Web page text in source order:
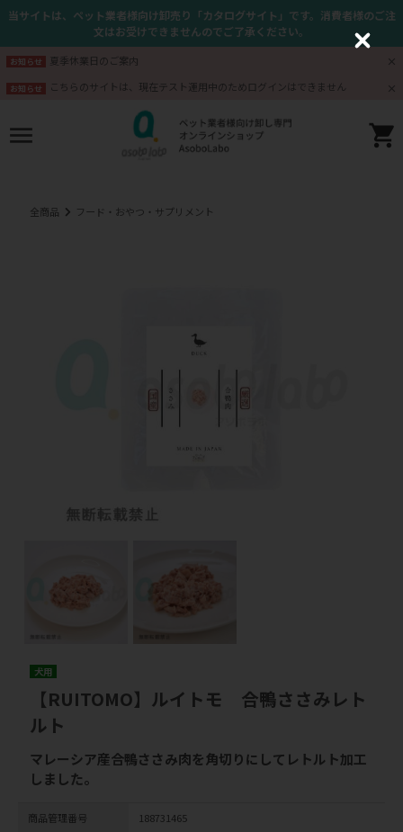
当サイトは、ペット業者様向け卸売り「カタログサイト」です。消費者様のご注
文はお受けできませんのでご了承ください。
お知らせ 夏季休業日のご案内
お知らせ こちらのサイトは、現在テスト運用中のためログインはできません
全商品 フード・おやつ・サプリメント
犬用
【RUITOMO】ルイトモ 合鴨ささみレト
ルト
マレーシア産合鴨ささみ肉を角切りにしてレトルト加工
しました。
商品管理番号 188731465
C